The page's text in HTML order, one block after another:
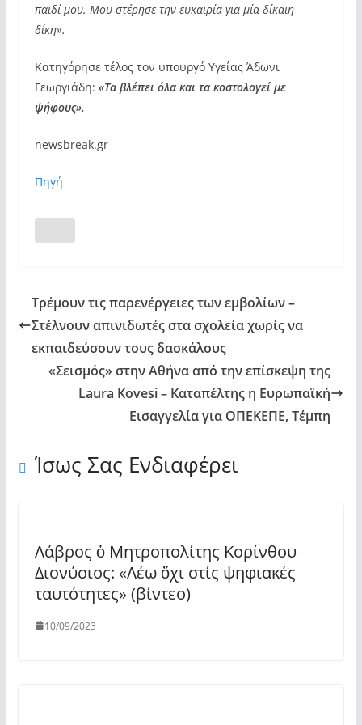
παιδί μου. Μου στέρησε την ευκαιρία για μία δίκαιη
δίκη».
Κατηγόρησε τέλος τον υπουργό Υγείας Άδωνι
Γεωργιάδη: «Τα βλέπει όλα και τα κοστολογεί με
ψήφους».
newsbreak.gr
Πηγή
Τρέμουν τις παρενέργειες των εμβολίων –
Στέλνουν απινιδωτές στα σχολεία χωρίς να
εκπαιδεύσουν τους δασκάλους
«Σεισμός» στην Αθήνα από την επίσκεψη της
Laura Kovesi – Καταπέλτης η Ευρωπαϊκή
Εισαγγελία για ΟΠΕΚΕΠΕ, Τέμπη
Ίσως Σας Ενδιαφέρει
Λάβρος ὁ Μητροπολίτης Κορίνθου
Διονύσιος: «Λέω ὄχι στίς ψηφιακές
ταυτότητες» (βίντεο)
10/09/2023